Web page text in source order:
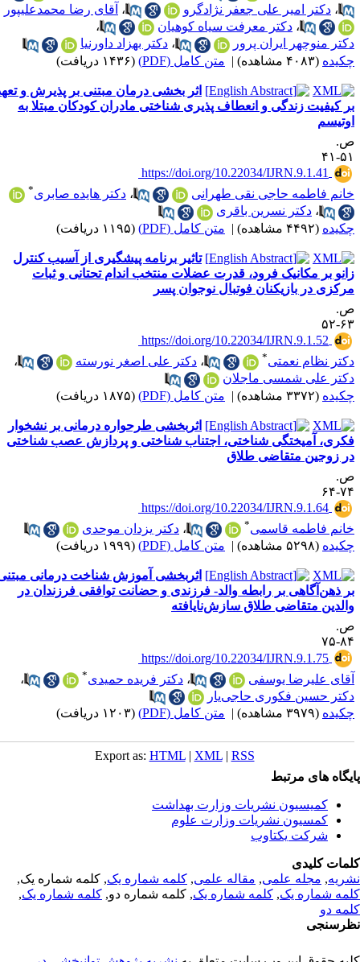
،دکتر امیر علی جعفر نژادگرو ،آقای رضا محمدعلیپور
،دکتر معرفت سیاه کوهیان
،
منوچهر ایران پرور
،دکتر بهزاد داورنیا
(۴۰۸۳ مشاهده) | متن کامل (PDF) (۱۴۳۶ دریافت)
اثر بخشی درمان مبتنی بر پذیرش و تعهد
کیفیت زندگی و انعطاف پذیری شناختی مادران کودکان مبتلا به
۴۱
‎ https://doi.org/10.22034/IJRN.9.1.41
فاطمه حاجی نقی طهرانی
،دکتر هایده صابری
،دکتر نسرین باقری
(۴۴۹۲ مشاهده) | متن کامل (PDF) (۱۱۹۵ دریافت)
تاثیر برنامه پیشگیری از آسیب کنترل
بر مکانیک فرود، قدرت عضلات منتخب اندام تحتانی و ثبات
در بازیکنان فوتبال نوجوان پسر
۵۲
‎ https://doi.org/10.22034/IJRN.9.1.52
نظام نعمتی
،دکتر علی اصغر نورسته
،
علی شمسی ماجلان
(۳۳۷۲ مشاهده) | متن کامل (PDF) (۱۸۷۵ دریافت)
اثربخشی طرحواره درمانی بر نشخوار
آمیختگی شناختی، اجتناب شناختی و پردازش عصب شناختی
زوجین متقاضی طلاق
۶۴
‎ https://doi.org/10.22034/IJRN.9.1.64
فاطمه قاسمی
،دکتر یزدان موحدی
(۵۲۹۸ مشاهده) | متن کامل (PDF) (۱۹۹۹ دریافت)
اثربخشی آموزش شناخت درمانی مبتنی
ذهن‌آگاهی بر رابطه والد- فرزندی و حضانت توافقی فرزندان در
متقاضی طلاق سازش‌نایافته
۷۵
‎ https://doi.org/10.22034/IJRN.9.1.75
علیرضا یوسفی
،دکتر فریده حمیدی
،
حسین فکوری حاجی‌یار
(۳۹۷۹ مشاهده) | متن کامل (PDF) (۱۲۰۳ دریافت)
Export as:HTML |XML|RSS
های مرتبط
کمیسیون نشریات وزارت بهداشت
کمسیون نشریات وزارت علوم
شرکت یکتاوب
کلیدی
,مجله علمی, مقاله علمی, کلمه شماره یک, کلمه شماره یک,
شماره یک,کلمه شماره یک, کلمه شماره دو,کلمه شماره یک,
دو